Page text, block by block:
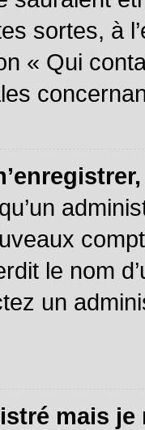
sortes, à
« Qui
le nom
un
mais